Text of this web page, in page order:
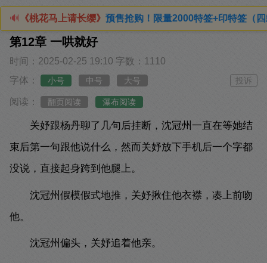
🔊 《桃花马上请长缨》
抢购！限量2000特签+印特签（四款印特随机发货）
第12章 一哄就好
时间：2025-02-25 19:10 字数：1110
字体：
小号 中号 大号 投诉
阅读： 翻页阅读 瀑布阅读
关妤跟杨丹聊了几句后挂断，沈冠州一直在等她结
束后第一句跟他说什么，然而关妤放下手机后一个字都
没说，直接起身跨到他腿上。
沈冠州假模假式地推，关妤揪住他衣襟，凑上前吻
他。
沈冠州偏头，关妤追着他亲。